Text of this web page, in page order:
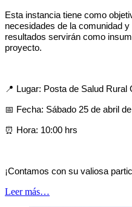
Esta instancia tiene como
necesidades de la comunidad
resultados servirán como
proyecto.
📍 Lugar: Posta de Salud Rural
📅 Fecha: Sábado 25 de abril
⏰ Hora: 10:00 hrs
¡Contamos con su valiosa
Leer más…